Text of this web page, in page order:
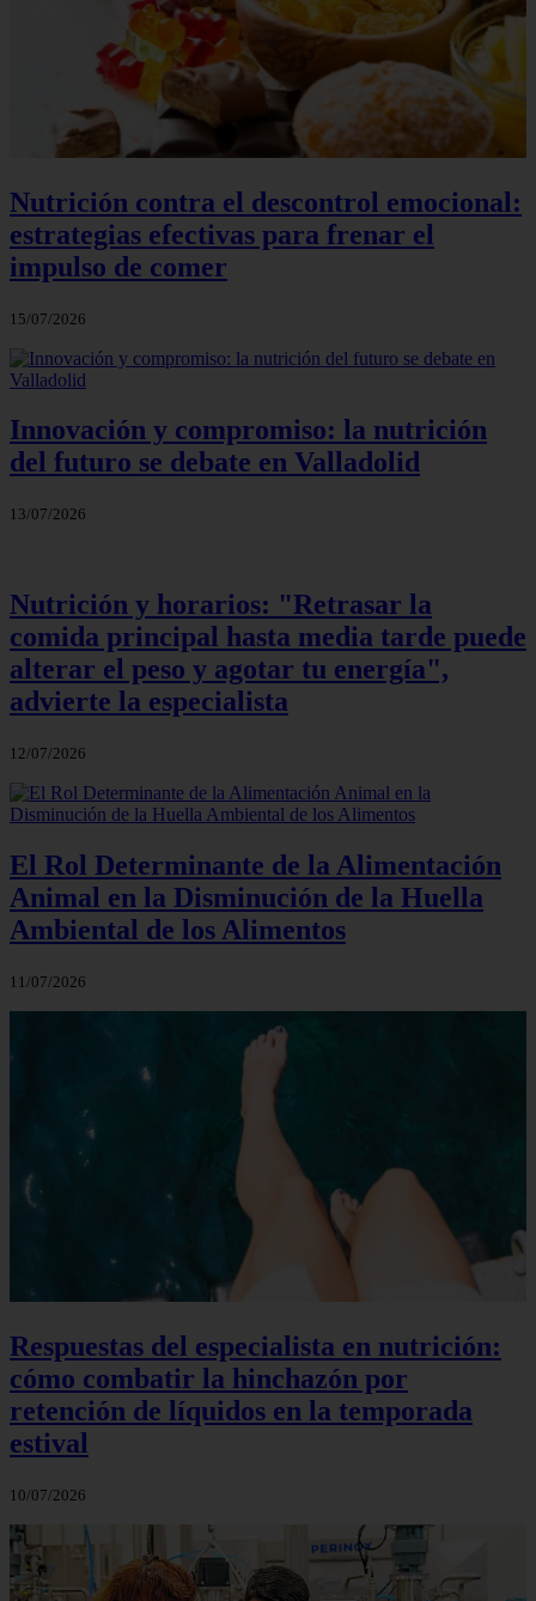
Nutrición contra el descontrol emocional:
estrategias efectivas para frenar el
impulso de comer
15/07/2026
Innovación y compromiso: la nutrición
del futuro se debate en Valladolid
13/07/2026
Nutrición y horarios: "Retrasar la
comida principal hasta media tarde puede
alterar el peso y agotar tu energía",
advierte la especialista
12/07/2026
El Rol Determinante de la Alimentación
Animal en la Disminución de la Huella
Ambiental de los Alimentos
11/07/2026
Respuestas del especialista en nutrición:
cómo combatir la hinchazón por
retención de líquidos en la temporada
estival
10/07/2026